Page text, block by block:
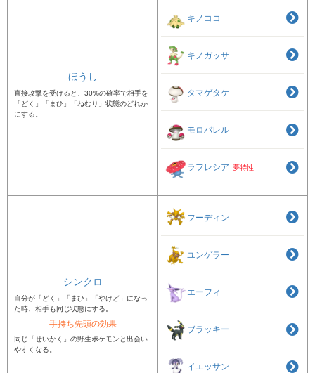
ほうし
直接攻撃を受けると、30%の確率で相手を
「どく」「まひ」「ねむり」状態のどれか
にする。
キノココ
キノガッサ
タマゲタケ
モロバレル
ラフレシア 夢特性
シンクロ
自分が「どく」「まひ」「やけど」になっ
た時、相手も同じ状態にする。
手持ち先頭の効果
同じ「せいかく」の野生ポケモンと出会い
やすくなる。
フーディン
ユンゲラー
エーフィ
ブラッキー
イエッサン